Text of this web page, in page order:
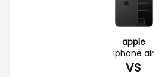
apple
iphone air
VS